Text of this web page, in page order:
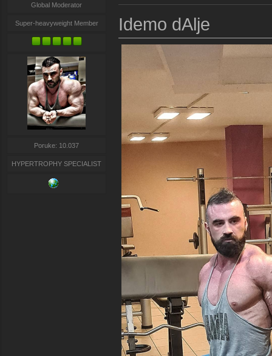
Global Moderator
Super-heavyweight Member
Poruke: 10.037
HYPERTROPHY SPECIALIST
Idemo dAlje